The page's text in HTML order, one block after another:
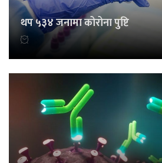
थप ५३४ जनामा कोरोना पुष्टि